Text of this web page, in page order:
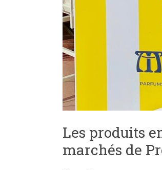
Les produits
marchés de